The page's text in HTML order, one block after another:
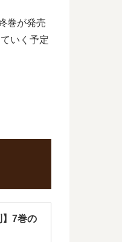
巻が発売
いく予定
7巻の